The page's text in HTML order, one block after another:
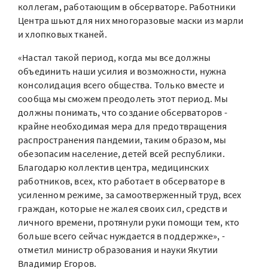
коллегам, работающим в обсерваторе. Работники
Центра шьют для них многоразовые маски из марли
и хлопковых тканей.
«Настал такой период, когда мы все должны
объединить наши усилия и возможности, нужна
консолидация всего общества. Только вместе и
сообща мы сможем преодолеть этот период. Мы
должны понимать, что создание обсерваторов -
крайне необходимая мера для предотвращения
распространения пандемии, таким образом, мы
обезопасим население, детей всей республики.
Благодарю коллектив центра, медицинских
работников, всех, кто работает в обсерваторе в
усиленном режиме, за самоотверженный труд, всех
граждан, которые не жалея своих сил, средств и
личного времени, протянули руки помощи тем, кто
больше всего сейчас нуждается в поддержке», -
отметил министр образования и науки Якутии
Владимир Егоров.